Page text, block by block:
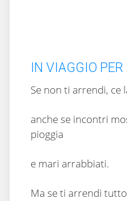
IN VIAGGIO
Se non ti arrendi, ce
anche se incontri
pioggia
e mari arrabbiati.
Ma se ti arrendi